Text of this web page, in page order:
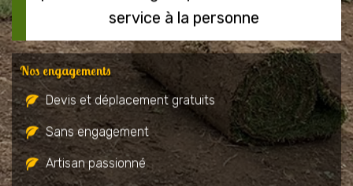
service à la personne
Nos engagements
Devis et déplacement gratuits
Sans engagement
Artisan passionné